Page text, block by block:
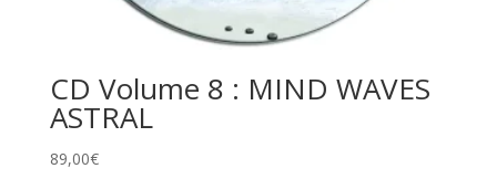
CD Volume 8 : MIND WAVES
ASTRAL
89,00€